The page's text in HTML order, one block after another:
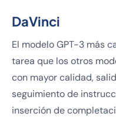
DaVinci
El modelo GPT-3 más
tarea que los otros
con mayor calidad,
seguimiento de
inserción de